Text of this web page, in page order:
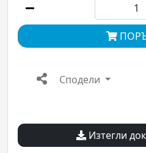
Сподели
Изтегли